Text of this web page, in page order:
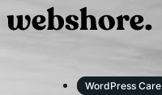
WordPress Care